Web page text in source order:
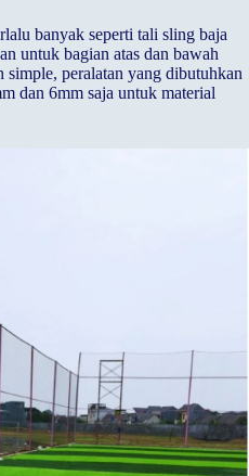
banyak seperti tali sling baja
untuk bagian atas dan bawah
peralatan yang dibutuhkan
dan 6mm saja untuk material